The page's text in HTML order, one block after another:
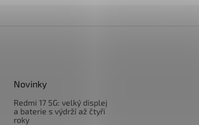
Novinky
Redmi 17 5G: velký displej
a baterie s výdrží až čtyři
roky